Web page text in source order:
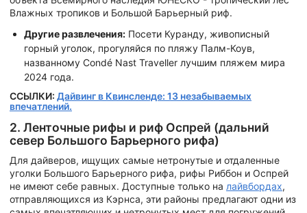
Влажных тропиков и Большой Барьерный риф.
Другие развлечения: Посети Куранду, живописный
горный уголок, прогуляйся по пляжу Палм-Коув,
названному Condé Nast Traveller лучшим пляжем мира
2024 года.
ССЫЛКИ: Дайвинг в Квинсленде: 13 незабываемых
впечатлений.
2. Ленточные рифы и риф Оспрей (дальний
север Большого Барьерного рифа)
Для дайверов, ищущих самые нетронутые и отдаленные
уголки Большого Барьерного рифа, рифы Риббон и Оспрей
не имеют себе равных. Доступные только на лайвбордах,
отправляющихся из Кэрнса, эти районы предлагают одни из